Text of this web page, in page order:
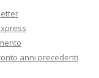
anni precedenti